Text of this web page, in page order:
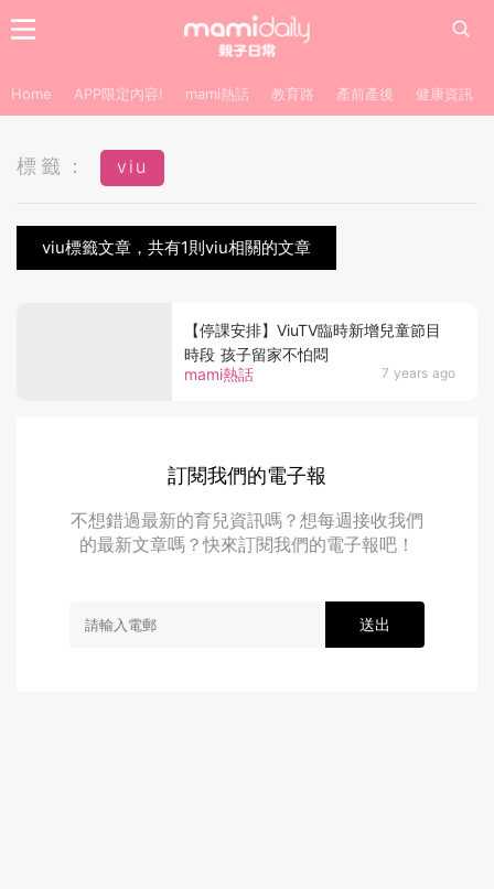
Home APP限定內容! mami熱話 教育路 產前產後 健康資訊
標籤： viu
viu標籤文章，共有1則viu相關的文章
mami熱話 7 years ago
【停課安排】ViuTV臨時新增兒童節目
時段 孩子留家不怕悶
訂閱我們的電子報
不想錯過最新的育兒資訊嗎？想每週接收我們
的最新文章嗎？快來訂閱我們的電子報吧！
送出